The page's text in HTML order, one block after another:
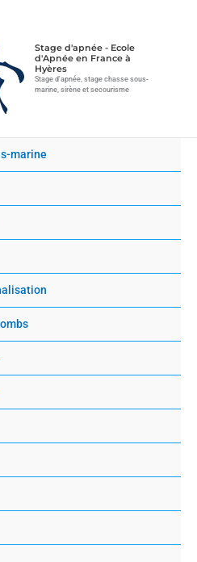
Stage d'apnée - Ecole
d'Apnée en France à
Hyères
Stage d'apnée, stage chasse sous-
marine, sirène et secourisme
marine